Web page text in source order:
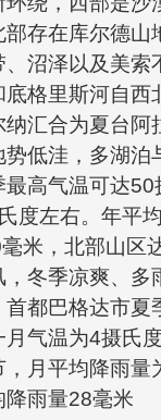
部存在库尔德
沼泽以及美索
格里斯河自西
汇合为夏台阿
低洼，多湖泊
最高气温可达
度左右。年平
米，北部山区
冬季凉爽、多
都巴格达市夏
气温为4摄氏
月平均降雨量
雨量28毫米